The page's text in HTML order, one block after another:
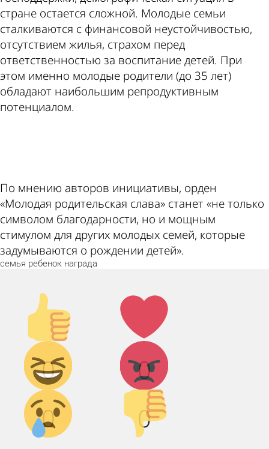
стране остается сложной. Молодые семьи
сталкиваются с финансовой неустойчивостью,
отсутствием жилья, страхом перед
ответственностью за воспитание детей. При
этом именно молодые родители (до 35 лет)
обладают наибольшим репродуктивным
потенциалом.
По мнению авторов инициативы, орден
«Молодая родительская слава» станет «не только
символом благодарности, но и мощным
стимулом для других молодых семей, которые
задумываются о рождении детей».
семья ребенок награда
Палец
вверх!
0
Лайк!
0
Дикий
смех!
0
Агрессия!
0
Грусть :(
Палец
вниз!